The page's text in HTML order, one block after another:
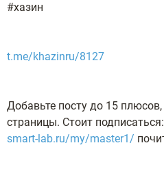
#хазин
t.me/khazinru/8127
Добавьте посту до 15
страницы. Стоит подписаться:
smart-lab.ru/my/master1/